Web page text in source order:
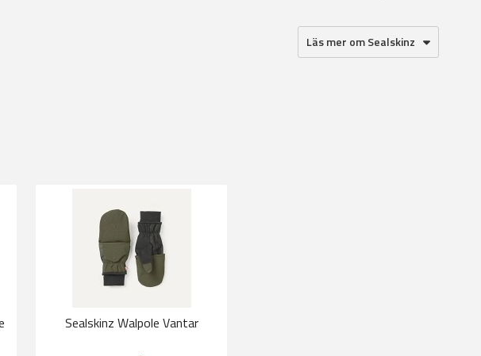
Läs mer om Sealskinz
Sealskinz Walpole Vantar